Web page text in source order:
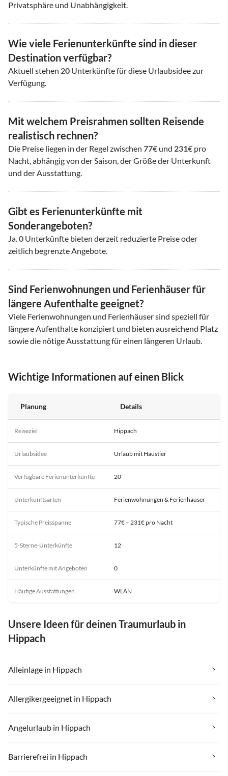
Privatsphäre und Unabhängigkeit.
Wie viele Ferienunterkünfte sind in dieser
Destination verfügbar?
Aktuell stehen 20 Unterkünfte für diese Urlaubsidee zur
Verfügung.
Mit welchem Preisrahmen sollten Reisende
realistisch rechnen?
Die Preise liegen in der Regel zwischen 77€ und 231€ pro
Nacht, abhängig von der Saison, der Größe der Unterkunft
und der Ausstattung.
Gibt es Ferienunterkünfte mit
Sonderangeboten?
Ja.0 Unterkünfte bieten derzeit reduzierte Preise oder
zeitlich begrenzte Angebote.
Sind Ferienwohnungen und Ferienhäuser für
längere Aufenthalte geeignet?
Viele Ferienwohnungen und Ferienhäuser sind speziell für
längere Aufenthalte konzipiert und bieten ausreichend Platz
sowie die nötige Ausstattung für einen längeren Urlaub.
Wichtige Informationen auf einen Blick
Planung Details
Reiseziel Hippach
Urlaubsidee Urlaub mit Haustier
Verfügbare Ferienunterkünfte 20
Unterkunftsarten Ferienwohnungen & Ferienhäuser
Typische Preisspanne 77€ – 231€ pro Nacht
5-Sterne-Unterkünfte 12
Unterkünfte mit Angeboten 0
Häufige Ausstattungen WLAN
Unsere Ideen für deinen Traumurlaub in
Hippach
Alleinlage in Hippach
Allergikergeeignet in Hippach
Angelurlaub in Hippach
Barrierefrei in Hippach